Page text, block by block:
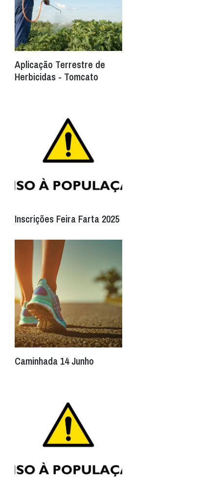
Aplicação Terrestre de
Herbicidas - Tomcato
Inscrições Feira Farta 2025
Caminhada 14 Junho